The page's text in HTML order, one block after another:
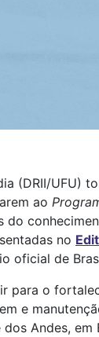
(DRII/UFU)
ao
do
no
oficial de
para o
e
Andes,